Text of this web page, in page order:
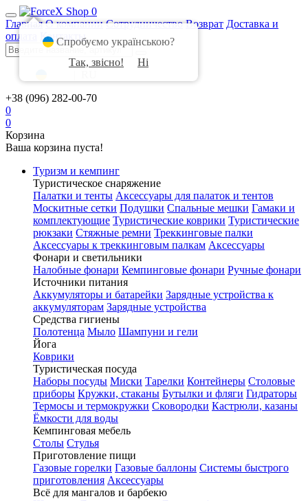
0
Главная О компании Сотрудничество Возврат Доставка и
оплата
Контакты
+38 (096) 282-00-70
0
0
Корзина
Ваша корзина пуста!
Туризм и кемпинг
Туристическое снаряжение
Палатки и тенты Аксессуары для палаток и тентов
Москитные сетки Подушки Спальные мешки Гамаки и
комплектующие Туристические коврики Туристические
рюкзаки Стяжные ремни Треккинговые палки
Аксессуары к треккинговым палкам Аксессуары
Фонари и светильники
Налобные фонари Кемпинговые фонари Ручные фонари
Источники питания
Аккумуляторы и батарейки Зарядные устройства к
аккумуляторам Зарядные устройства
Средства гигиены
Полотенца Мыло Шампуни и гели
Йога
Коврики
Туристическая посуда
Наборы посуды Миски Тарелки Контейнеры Столовые
приборы Кружки, стаканы Бутылки и фляги Гидраторы
Термосы и термокружки Сковородки Кастрюли, казаны
Ёмкости для воды
Кемпинговая мебель
Столы Стулья
Приготовление пищи
Газовые горелки Газовые баллоны Системы быстрого
приготовления Аксессуары
Всё для мангалов и барбекю
Спробуємо українською?
Так, звісно!
Ні